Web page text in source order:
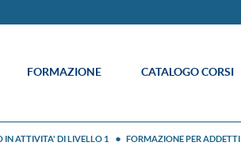
FORMAZIONE CATALOGO CORSI
IN ATTIVITA' DI LIVELLO 1
FORMAZIONE PER ADDETTI